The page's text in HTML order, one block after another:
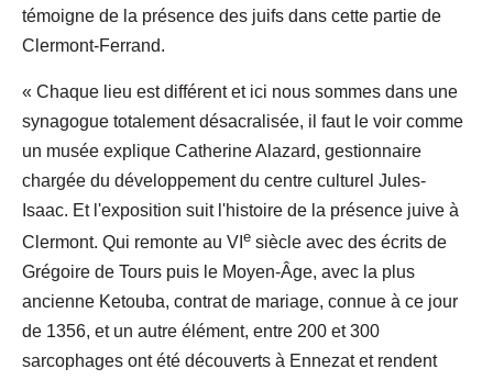
témoigne de la présence des juifs dans cette partie de
Clermont-Ferrand.
« Chaque lieu est différent et ici nous sommes dans une
synagogue totalement désacralisée, il faut le voir comme
un musée explique Catherine Alazard, gestionnaire
chargée du développement du centre culturel Jules-
Isaac. Et l'exposition suit l'histoire de la présence juive à
Clermont. Qui remonte au VI e siècle avec des écrits de
Grégoire de Tours puis le Moyen-Âge, avec la plus
ancienne Ketouba, contrat de mariage, connue à ce jour
de 1356, et un autre élément, entre 200 et 300
sarcophages ont été découverts à Ennezat et rendent